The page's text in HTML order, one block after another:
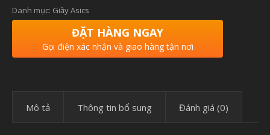
Danh mục: Giầy Asics
ĐẶT HÀNG NGAY
Gọi điện xác nhận và giao hàng tận nơi
Mô tả Thông tin bổ sung Đánh giá (0)